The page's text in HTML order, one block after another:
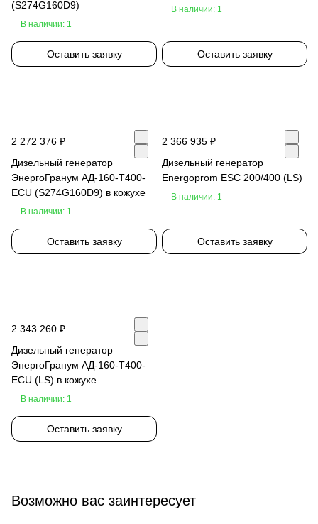
(S274G160D9)
В наличии: 1
Оставить заявку
В наличии: 1
Оставить заявку
2 272 376 ₽
Дизельный генератор
ЭнергоГранум АД-160-Т400-
ECU (S274G160D9) в кожухе
В наличии: 1
Оставить заявку
2 366 935 ₽
Дизельный генератор
Energoprom ESC 200/400 (LS)
В наличии: 1
Оставить заявку
2 343 260 ₽
Дизельный генератор
ЭнергоГранум АД-160-Т400-
ECU (LS) в кожухе
В наличии: 1
Оставить заявку
Возможно вас заинтересует